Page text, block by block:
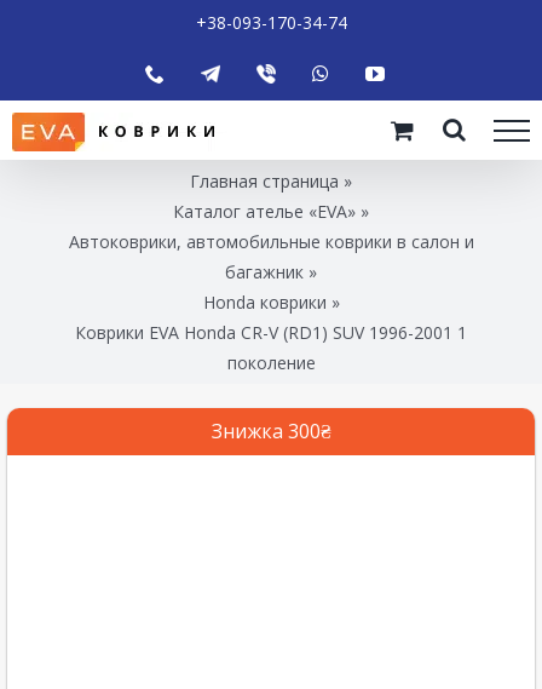
+38-093-170-34-74
Главная страница »
Каталог ателье «EVA» »
Автоковрики, автомобильные коврики в салон и
багажник »
Honda коврики »
Коврики EVA Honda CR-V (RD1) SUV 1996-2001 1
поколение
Знижка 300₴